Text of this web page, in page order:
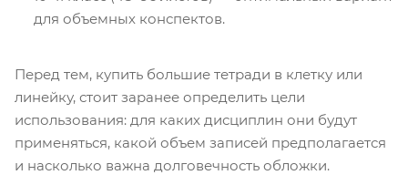
для объемных конспектов.
Перед тем, купить большие тетради в клетку или
линейку, стоит заранее определить цели
использования: для каких дисциплин они будут
применяться, какой объем записей предполагается
и насколько важна долговечность обложки.